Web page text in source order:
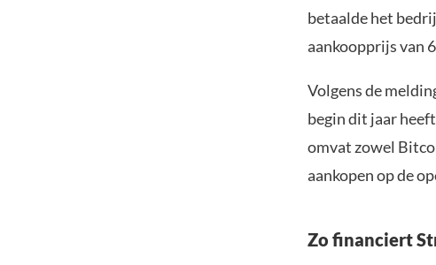
betaalde het
aankoopprijs van
Volgens de
begin dit jaar
omvat zowel
aankopen op de
Zo financiert